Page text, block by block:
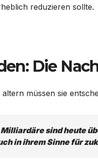
reduzieren sollte.
Die
müssen sie
sind heute
in ihrem Sinne für